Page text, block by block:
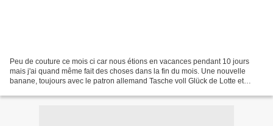
Peu de couture ce mois ci car nous étions en vacances pendant 10 jours
mais j'ai quand même fait des choses dans la fin du mois. Une nouvelle
banane, toujours avec le patron allemand Tasche voll Glück de Lotte et